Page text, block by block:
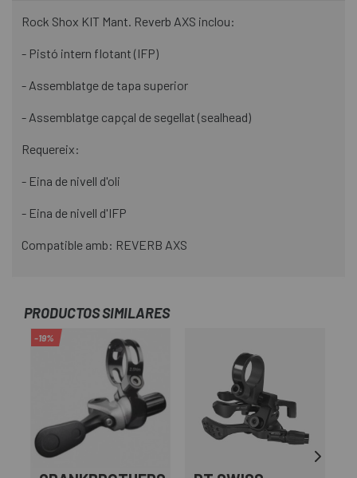
Rock Shox KIT Mant. Reverb AXS inclou:
- Pistó intern flotant (IFP)
- Assemblatge de tapa superior
- Assemblatge capçal de segellat (sealhead)
Requereix:
- Eina de nivell d'oli
- Eina de nivell d'IFP
Compatible amb: REVERB AXS
PRODUCTOS SIMILARES
-19%